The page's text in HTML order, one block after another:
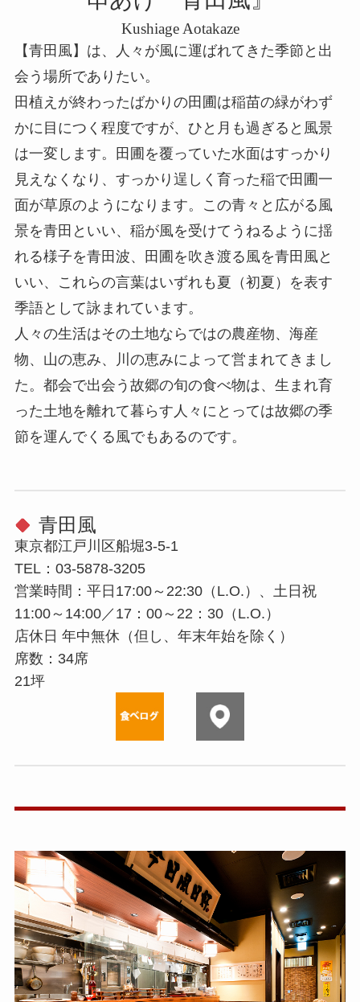
Kushiage Aotakaze
【青田風】は、人々が風に運ばれてきた季節と出
会う場所でありたい。
田植えが終わったばかりの田圃は稲苗の緑がわず
かに目につく程度ですが、ひと月も過ぎると風景
は一変します。田圃を覆っていた水面はすっかり
見えなくなり、すっかり逞しく育った稲で田圃一
面が草原のようになります。この青々と広がる風
景を青田といい、稲が風を受けてうねるように揺
れる様子を青田波、田圃を吹き渡る風を青田風と
いい、これらの言葉はいずれも夏（初夏）を表す
季語として詠まれています。
人々の生活はその土地ならではの農産物、海産
物、山の恵み、川の恵みによって営まれてきまし
た。都会で出会う故郷の旬の食べ物は、生まれ育
った土地を離れて暮らす人々にとっては故郷の季
節を運んでくる風でもあるのです。
青田風
東京都江戸川区船堀3-5-1
TEL：03-5878-3205
営業時間：平日17:00～22:30（L.O.）、土日祝
11:00～14:00／17：00～22：30（L.O.）
店休⽇ 年中無休（但し、年末年始を除く）
席数：34席
21坪